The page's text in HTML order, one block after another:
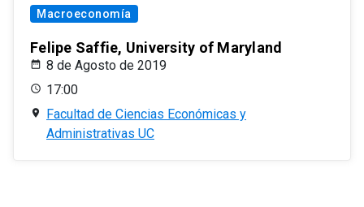
Macroeconomía
Felipe Saffie, University of Maryland
8 de Agosto de 2019
17:00
Facultad de Ciencias Económicas y
Administrativas UC